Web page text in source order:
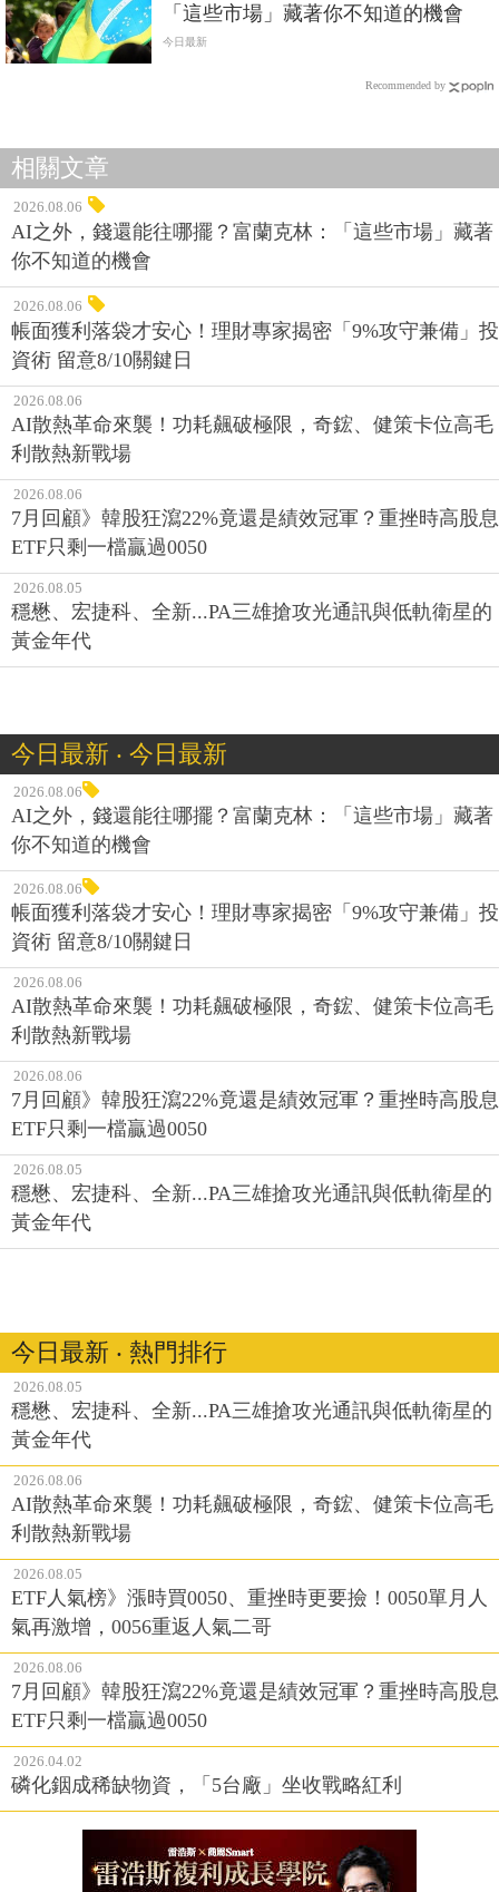
「這些市場」藏著你不知道的機會
今日最新
Recommended by
相關文章
2026.08.06
AI之外，錢還能往哪擺？富蘭克林：「這些市場」藏著
你不知道的機會
2026.08.06
帳面獲利落袋才安心！理財專家揭密「9%攻守兼備」投
資術 留意8/10關鍵日
2026.08.06
AI散熱革命來襲！功耗飆破極限，奇鋐、健策卡位高毛
利散熱新戰場
2026.08.06
7月回顧》韓股狂瀉22%竟還是績效冠軍？重挫時高股息
ETF只剩一檔贏過0050
2026.08.05
穩懋、宏捷科、全新...PA三雄搶攻光通訊與低軌衛星的
黃金年代
今日最新 ‧ 今日最新
2026.08.06
AI之外，錢還能往哪擺？富蘭克林：「這些市場」藏著
你不知道的機會
2026.08.06
帳面獲利落袋才安心！理財專家揭密「9%攻守兼備」投
資術 留意8/10關鍵日
2026.08.06
AI散熱革命來襲！功耗飆破極限，奇鋐、健策卡位高毛
利散熱新戰場
2026.08.06
7月回顧》韓股狂瀉22%竟還是績效冠軍？重挫時高股息
ETF只剩一檔贏過0050
2026.08.05
穩懋、宏捷科、全新...PA三雄搶攻光通訊與低軌衛星的
黃金年代
今日最新 ‧ 熱門排行
2026.08.05
穩懋、宏捷科、全新...PA三雄搶攻光通訊與低軌衛星的
黃金年代
2026.08.06
AI散熱革命來襲！功耗飆破極限，奇鋐、健策卡位高毛
利散熱新戰場
2026.08.05
ETF人氣榜》漲時買0050、重挫時更要撿！0050單月人
氣再激增，0056重返人氣二哥
2026.08.06
7月回顧》韓股狂瀉22%竟還是績效冠軍？重挫時高股息
ETF只剩一檔贏過0050
2026.04.02
磷化銦成稀缺物資，「5台廠」坐收戰略紅利